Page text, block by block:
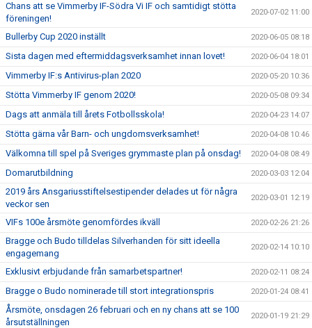
Chans att se Vimmerby IF-Södra Vi IF och samtidigt stötta
föreningen!
2020-07-02 11:00
Bullerby Cup 2020 inställt 2020-06-05 08:18
Sista dagen med eftermiddagsverksamhet innan lovet! 2020-06-04 18:01
Vimmerby IF:s Antivirus-plan 2020 2020-05-20 10:36
Stötta Vimmerby IF genom 2020! 2020-05-08 09:34
Dags att anmäla till årets Fotbollsskola! 2020-04-23 14:07
Stötta gärna vår Barn- och ungdomsverksamhet! 2020-04-08 10:46
Välkomna till spel på Sveriges grymmaste plan på onsdag! 2020-04-08 08:49
Domarutbildning 2020-03-03 12:04
2019 års Ansgariusstiftelsestipender delades ut för några
veckor sen
2020-03-01 12:19
VIFs 100e årsmöte genomfördes ikväll 2020-02-26 21:26
Bragge och Budo tilldelas Silverhanden för sitt ideella
engagemang
2020-02-14 10:10
Exklusivt erbjudande från samarbetspartner! 2020-02-11 08:24
Bragge o Budo nominerade till stort integrationspris 2020-01-24 08:41
Årsmöte, onsdagen 26 februari och en ny chans att se 100
årsutställningen
2020-01-19 21:29